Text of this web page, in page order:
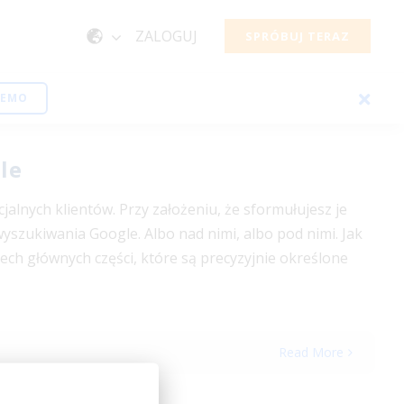
ZALOGUJ SPRÓBUJ TERAZ
klientów. Przy założeniu, że sformułujesz je
Google. Albo nad nimi, albo pod nimi. Jak
głównych części, które są precyzyjnie określone
Read More